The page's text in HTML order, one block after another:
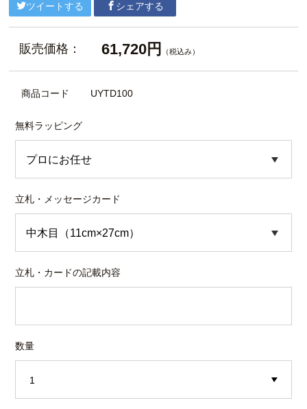
ツイートする シェアする
販売価格： 61,720円 （税込み）
商品コード UYTD100
無料ラッピング
立札・メッセージカード
立札・カードの記載内容
数量